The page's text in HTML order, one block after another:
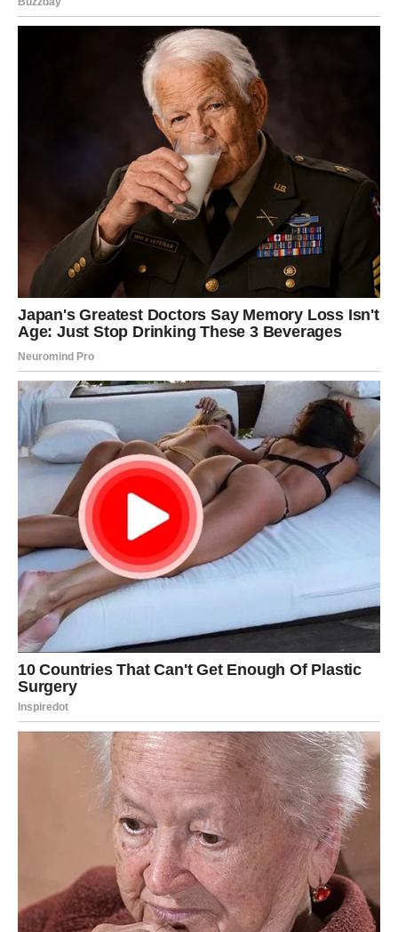
RIBE
Ribe su dugo sanjale, nadale se i verovale da će doći
njihov trenutak. Sada taj trenutak stiže.
Finansijski napredak dolazi kroz kreativnost, ideje i
talente koje Ribe poseduju. Moguće je da se radi o poslu
koji uključuje umetnost, komunikaciju ili rad sa ljudima.
Novac dolazi kao potvrda da su na pravom putu.
U ljubavi, Ribe doživljavaju pravi procvat. Neko ulazi u
njihov život i budi emocije koje su mislile da su zauvek
nestale. Ovo je ljubav koja donosi osmeh i osećaj
pripadnosti.
Ribe ulaze u period kada se osećaju voljeno i sigurno.
DEVICA
Devica je u prethodnom periodu analizirala, brinula i
često sumnjala da li će se trud isplatiti. Sada dolazi
potvrda da je sve imalo smisla.
Na finansijskom planu, Devici dolazi stabilnost i
mogućnost da konačno odahne. Mnogi će dobiti priliku za
dodatni prihod ili unapređenje koje su dugo čekali.
U ljubavi, Devica ulazi u fazu kada neko dolazi sa iskrenim
namerama. Biće to odnos bez igrica, bez nesigurnosti,
pun poverenja i razumevanja.